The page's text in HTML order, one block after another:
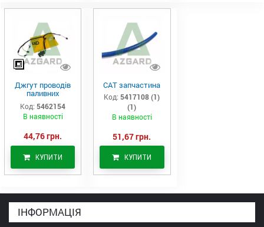
Джгут проводів
паливних
форсунок CAT
C7/C9 (546-2154)
Код: 5462154
В наявності
44,76 грн.
КУПИТИ
САТ запчастина
Код: 5417108 (1)
(1)
В наявності
51,67 грн.
КУПИТИ
ІНФОРМАЦІЯ